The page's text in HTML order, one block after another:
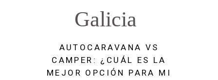
Galicia
AUTOCARAVANA VS
CAMPER: ¿CUÁL ES LA
MEJOR OPCIÓN PARA MI